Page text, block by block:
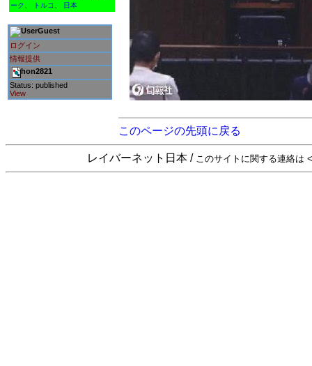
ーク
トルコ 日本
Guest
ログイン
情報提供
hon2821
Status: published
View
このページの先頭に戻る
レイバーネット日本 / このサイトに関する連絡は